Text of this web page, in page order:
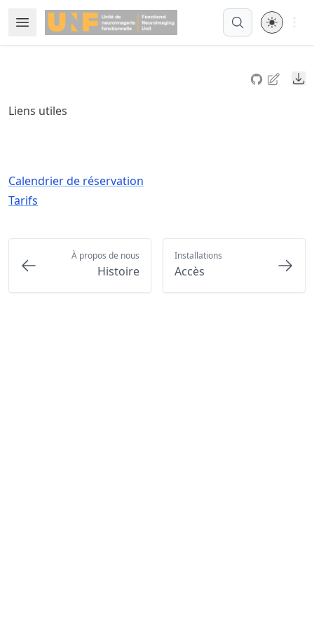
to
article
to
Open Menu
Made with MyST
Open
Liens utiles
Calendrier de réservation
Tarifs
À propos de nous
Histoire
Installations
Accès